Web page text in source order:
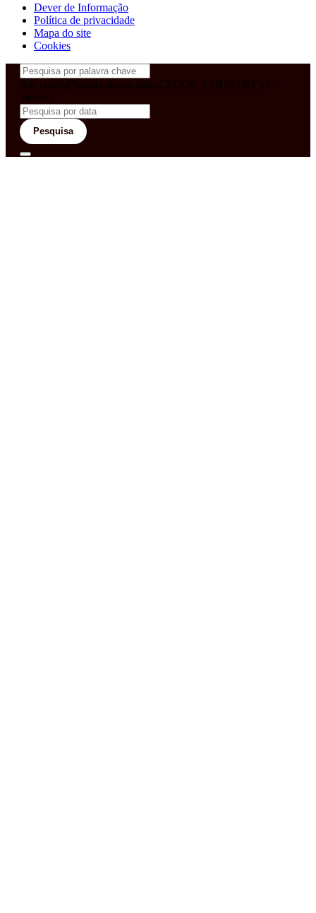
Dever de Informação
Política de privacidade
Mapa do site
Cookies
&& config('laravel-theme-inter.CEGOS_COUNTRY') !=
'neves')
Pesquisa